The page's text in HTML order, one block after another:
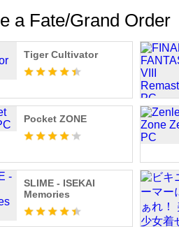
Sato, Miyuki Sawashiro, Noriko
Suzuki, Ryota Suzuki, Sayumi
Tomokazu Seki, Asami Seto, Yu
Takano, Naoko Takano, Karin
Ryota Takeuchi, Hana Takeda,
Risa Taneda, Atsushi
Chiba, Shoya Chiba, Kenjiro
Nao Toyama, Shunichi Toki,
Kazuya Nakai, Jouji Nakata,
Daisuke Namikawa,
Natsuki Hanae, Kana
Han, Natsumi Hioka, Yoko
a Fate/Grand Order
Tiger Cultivator
Pocket ZONE
SLIME - ISEKAI
Memories